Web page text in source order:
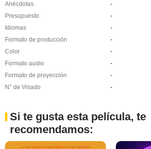
Anécdotas
-
Presupuesto
-
Idiomas
-
Formato de producción
-
Color
-
Formato audio
-
Formato de proyección
-
N° de Visado
-
Si te gusta esta película, te
recomendamos: